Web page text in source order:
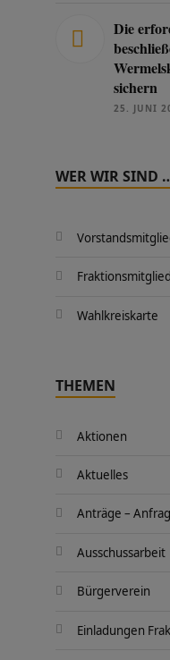
Die
sichern
25. JUNI
WER WIR SIND
Wahlkreiskarte
THEMEN
Aktionen
Aktuelles
Anträge –
Ausschussarbeit
Bürgerverein
Einladungen